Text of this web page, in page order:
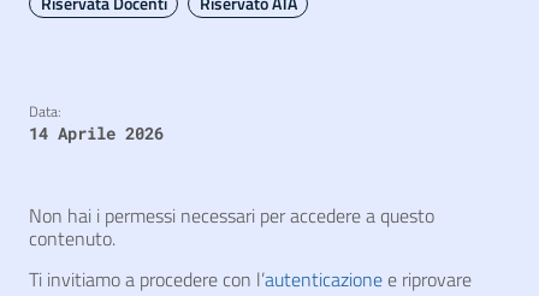
Data:
14 Aprile 2026
Non hai i permessi necessari per accedere a questo
contenuto.
Ti invitiamo a procedere con l’autenticazionee riprovare